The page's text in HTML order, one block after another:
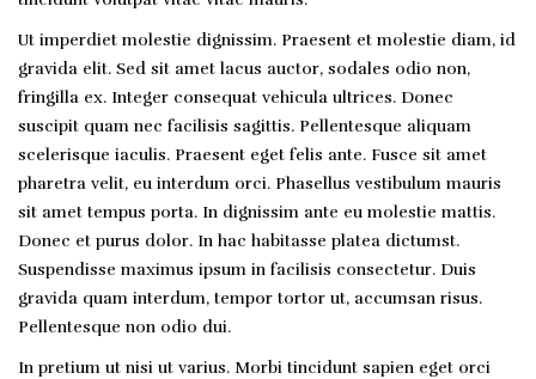
Ut imperdiet molestie dignissim. Praesent et molestie diam, id
gravida elit. Sed sit amet lacus auctor, sodales odio non,
fringilla ex. Integer consequat vehicula ultrices. Donec
suscipit quam nec facilisis sagittis. Pellentesque aliquam
scelerisque iaculis. Praesent eget felis ante. Fusce sit amet
pharetra velit, eu interdum orci. Phasellus vestibulum mauris
sit amet tempus porta. In dignissim ante eu molestie mattis.
Donec et purus dolor. In hac habitasse platea dictumst.
Suspendisse maximus ipsum in facilisis consectetur. Duis
gravida quam interdum, tempor tortor ut, accumsan risus.
Pellentesque non odio dui.
In pretium ut nisi ut varius. Morbi tincidunt sapien eget orci